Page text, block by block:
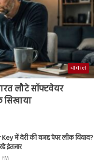
वायरल
लौटे सॉफ्टवेयर
सिखाया
में देरी की वजह पेपर लीक विवाद?
इंतजार